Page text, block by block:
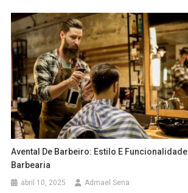
Avental De Barbeiro: Estilo E
Barbearia
abril 10, 2025 Admael Sena